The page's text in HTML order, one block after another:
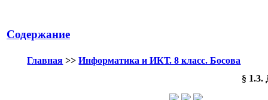
Содержание
Главная >>Информатика и ИКТ. 8 класс. Босова
§ 1.3.